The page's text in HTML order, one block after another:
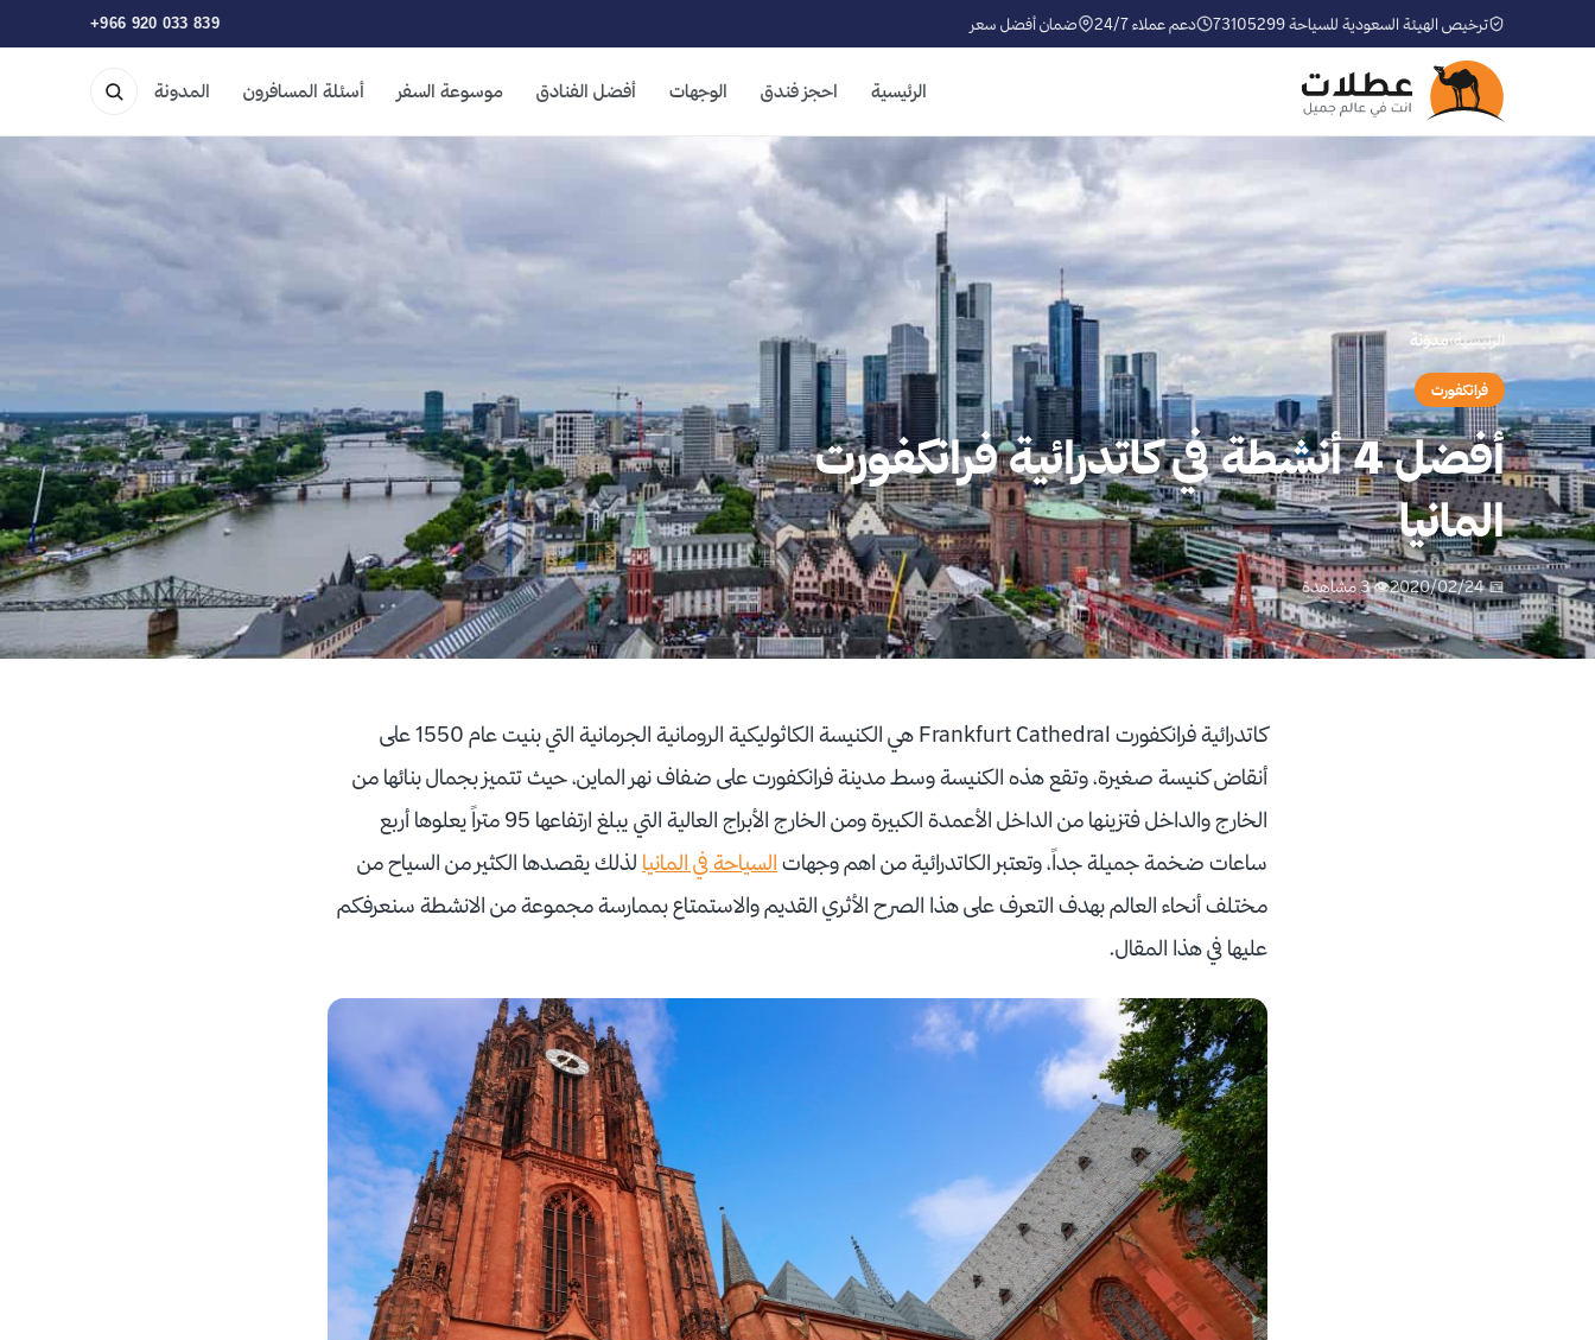
ترخيص الهيئة السعودية للسياحة 73105299 دعم عملاء 24/7 ضمان أفضل سعر +966 920 033 839
الرئيسية احجز فندق الوجهات أفضل الفنادق موسوعة السفر أسئلة المسافرون المدونة
الرئيسية›مدوّنة
فرانكفورت
أفضل 4 أنشطة في كاتدرائية فرانكفورت
المانيا
📅 2020/02/24 👁 3 مشاهدة
كاتدرائية فرانكفورت
Frankfurt Cathedral هي الكنيسة الكاثوليكية الرومانية الجرمانية التي بنيت عام 1550 على
أنقاض كنيسة صغيرة، وتقع هذه الكنيسة وسط مدينة فرانكفورت على ضفاف نهر الماين، حيث تتميز بجمال بنائها من
الخارج والداخل فتزينها من الداخل الأعمدة الكبيرة ومن الخارج الأبراج العالية التي يبلغ ارتفاعها 95 متراً يعلوها أربع
ساعات ضخمة جميلة جداً، وتعتبر الكاتدرائية من اهم وجهات السياحة في المانيا لذلك يقصدها الكثير من السياح من
مختلف أنحاء العالم بهدف التعرف على هذا الصرح الأثري القديم والاستمتاع بممارسة مجموعة من الانشطة سنعرفكم
عليها في هذا المقال.